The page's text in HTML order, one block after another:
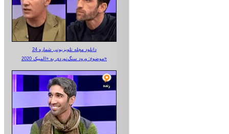
دانلود مجله تلویزیونی شماره 24
موضوع: ورود سنگ‌نوردی به «المپیک 2020»